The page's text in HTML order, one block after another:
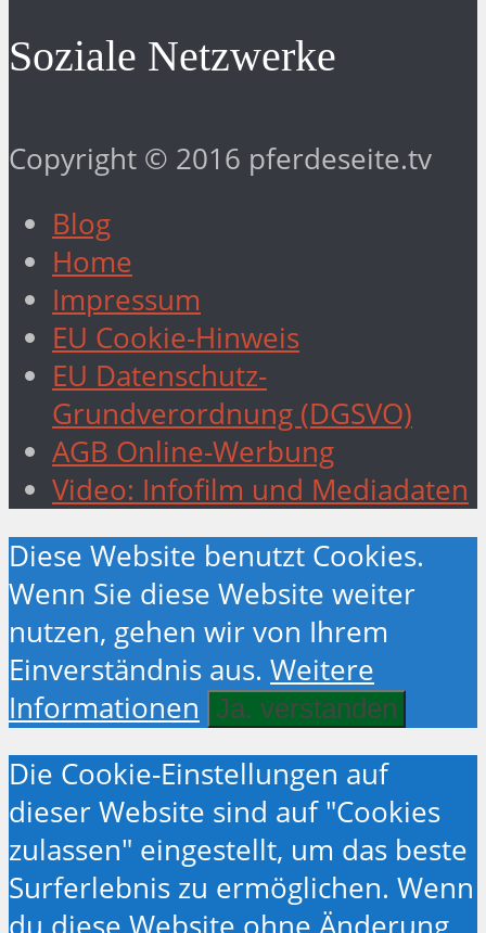
Soziale Netzwerke
Copyright © 2016 pferdeseite.tv
Blog
Home
Impressum
EU Cookie-Hinweis
EU Datenschutz-
Grundverordnung (DGSVO)
AGB Online-Werbung
Video: Infofilm und Mediadaten
Diese Website benutzt Cookies.
Wenn Sie diese Website weiter
nutzen, gehen wir von Ihrem
Einverständnis aus. Weitere
Informationen
Ja. verstanden
Die Cookie-Einstellungen auf
dieser Website sind auf "Cookies
zulassen" eingestellt, um das beste
Surferlebnis zu ermöglichen. Wenn